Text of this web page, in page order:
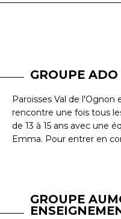
GROUPE ADO
Paroisses Val de l'Ognon
rencontre une fois tous
de 13 à 15 ans avec une
Emma. Pour entrer en
GROUPE